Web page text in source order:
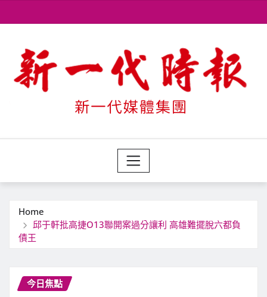
to
Home
邱于軒批高捷O13聯開案過分讓利 高雄難擺脫六都負
債王
今日焦點